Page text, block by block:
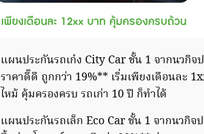
แผนประกันรถเก๋ง City Car ชั้น 1 จากนวกิจ
ราคาดี๊ดี ถูกกว่า 19%** เริ่มเพียงเดือนละ
ไหม้ คุ้มครองครบ รถเก่า 10 ปี ก็ทำได้
แผนประกันรถเล็ก Eco Car ชั้น 1 จากนวกิจ